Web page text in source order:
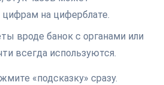
на циферблате.
вроде банок с органами или
всегда используются.
«подсказку» сразу.